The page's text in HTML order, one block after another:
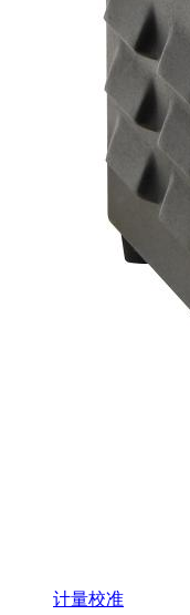
计量校准